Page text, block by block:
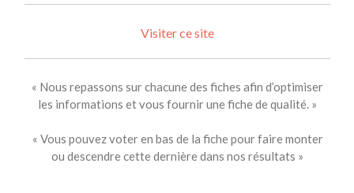
Visiter ce site
« Nous repassons sur chacune des fiches afin d’optimiser
les informations et vous fournir une fiche de qualité. »
« Vous pouvez voter en bas de la fiche pour faire monter
ou descendre cette dernière dans nos résultats »